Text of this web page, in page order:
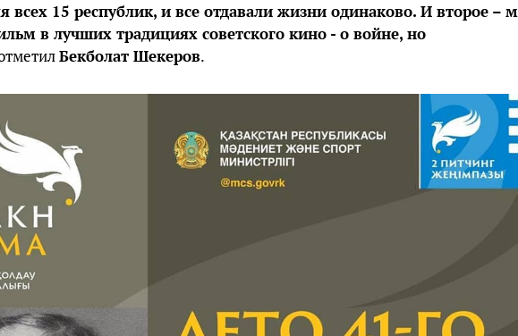
всех 15 республик, и все отдавали жизни одинаково. И второе –
в лучших традициях советского кино - о войне, но
Бекболат Шекеров.